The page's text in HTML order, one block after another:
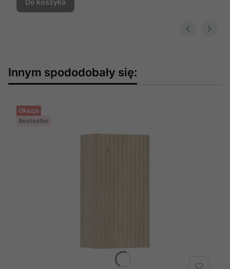
Do koszyka
Innym spododobały się:
Okazja
Bestseller